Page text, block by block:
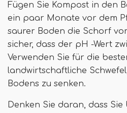
Fügen Sie Kompost in den
ein paar Monate vor dem
saurer Boden die Schorf
sicher, dass der pH -Wert
Verwenden Sie für die
landwirtschaftliche
Bodens zu senken.
Denken Sie daran, dass